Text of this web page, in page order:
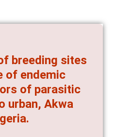
breeding sites
of endemic
of parasitic
urban, Akwa